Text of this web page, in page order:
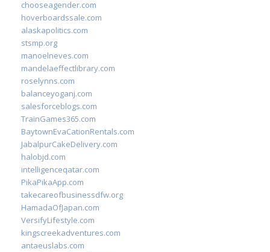
chooseagender.com
hoverboardssale.com
alaskapolitics.com
stsmp.org
manoelneves.com
mandelaeffectlibrary.com
roselynns.com
balanceyoganj.com
salesforceblogs.com
TrainGames365.com
BaytownEvaCationRentals.com
JabalpurCakeDelivery.com
halobjd.com
intelligenceqatar.com
PikaPikaApp.com
takecareofbusinessdfw.org
HamadaOfJapan.com
VersifyLifestyle.com
kingscreekadventures.com
antaeuslabs.com